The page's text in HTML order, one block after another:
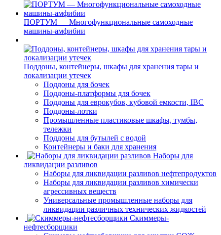
ПОРТУМ — Многофункциональные самоходные
машины-амфибии
Поддоны, контейнеры, шкафы для хранения тары и
локализации утечек
Поддоны для бочек
Поддоны-платформы для бочек
Поддоны для еврокубов, кубовой емкости, IBC
Поддоны-лотки
Промышленные пластиковые шкафы, тумбы,
тележки
Поддоны для бутылей с водой
Контейнеры и баки для хранения
Наборы для
ликвидации разливов
Наборы для ликвидации разливов нефтепродуктов
Наборы для ликвидации разливов химически
агрессивных веществ
Универсальные промышленные наборы для
ликвидации различных технических жидкостей
Скиммеры-
нефтесборщики